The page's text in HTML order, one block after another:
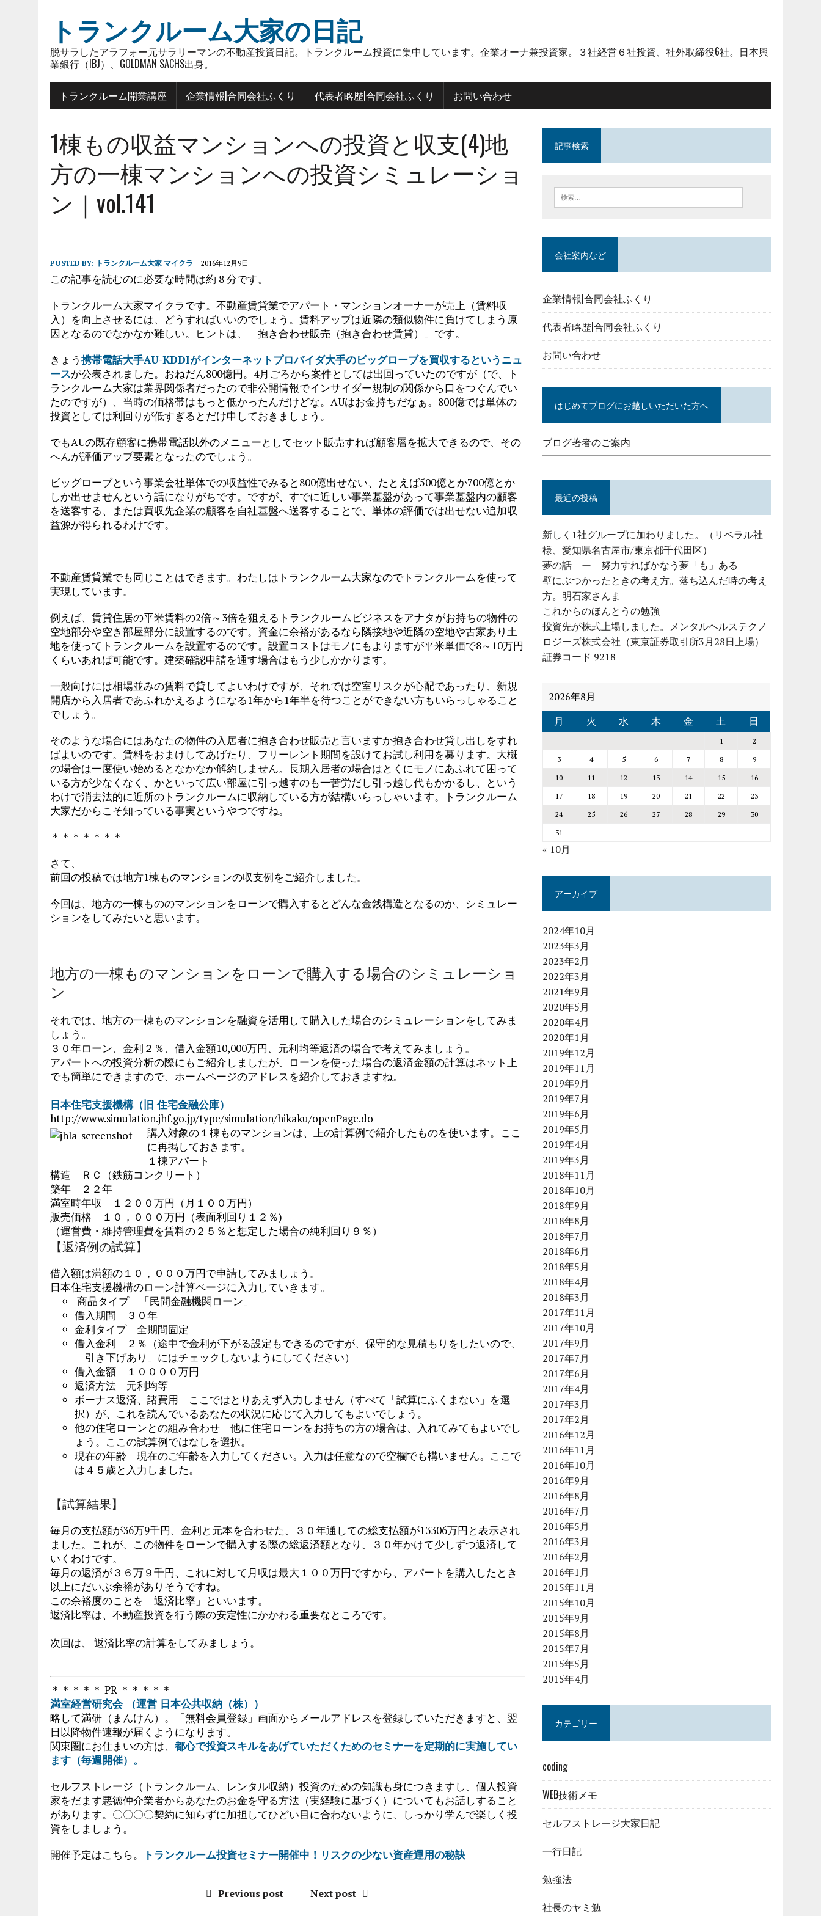
トランクルーム大家の日記
脱サラしたアラフォー元サラリーマンの不動産投資日記。トランクルーム投資に集中しています。企業オーナ兼投資家。３社経営６社投資、社外取締役6社。日本興
業銀行（IBJ）、GOLDMAN SACHS出身。
トランクルーム開業講座 企業情報|合同会社ふくり 代表者略歴|合同会社ふくり お問い合わせ
1棟もの収益マンションへの投資と収支(4)地
方の一棟マンションへの投資シミュレーショ
ン｜vol.141
POSTED BY: トランクルーム大家 マイクラ 2016年12月9日
この記事を読むのに必要な時間は約 8 分です。
トランクルーム大家マイクラです。不動産賃貸業でアパート・マンションオーナーが売上（賃料収
入）を向上させるには、どうすればいいのでしょう。賃料アップは近隣の類似物件に負けてしまう原
因となるのでなかなか難しい。ヒントは、「抱き合わせ販売（抱き合わせ賃貸）」です。
きょう携帯電話大手AU-KDDIがインターネットプロバイダ大手のビッグローブを買収するというニュ
ースが公表されました。おねだん800億円。4月ごろから案件としては出回っていたのですが（で、ト
ランクルーム大家は業界関係者だったので非公開情報でインサイダー規制の関係から口をつぐんでい
たのですが）、当時の価格帯はもっと低かったんだけどな。AUはお金持ちだなぁ。800億では単体の
投資としては利回りが低すぎるとだけ申しておきましょう。
でもAUの既存顧客に携帯電話以外のメニューとしてセット販売すれば顧客層を拡大できるので、その
へんが評価アップ要素となったのでしょう。
ビッグローブという事業会社単体での収益性でみると800億出せない、たとえば500億とか700億とか
しか出せませんという話になりがちです。ですが、すでに近しい事業基盤があって事業基盤内の顧客
を送客する、または買収先企業の顧客を自社基盤へ送客することで、単体の評価では出せない追加収
益源が得られるわけです。
不動産賃貸業でも同じことはできます。わたしはトランクルーム大家なのでトランクルームを使って
実現しています。
例えば、賃貸住居の平米賃料の2倍～3倍を狙えるトランクルームビジネスをアナタがお持ちの物件の
空地部分や空き部屋部分に設置するのです。資金に余裕があるなら隣接地や近隣の空地や古家あり土
地を使ってトランクルームを設置するのです。設置コストはモノにもよりますが平米単価で8～10万円
くらいあれば可能です。建築確認申請を通す場合はもう少しかかります。
一般向けには相場並みの賃料で貸してよいわけですが、それでは空室リスクが心配であったり、新規
開店から入居者であふれかえるようになる1年から1年半を待つことができない方もいらっしゃること
でしょう。
そのような場合にはあなたの物件の入居者に抱き合わせ販売と言いますか抱き合わせ貸し出しをすれ
ばよいのです。賃料をおまけしてあげたり、フリーレント期間を設けてお試し利用を募ります。大概
の場合は一度使い始めるとなかなか解約しません。長期入居者の場合はとくにモノにあふれて困って
いる方が少なくなく、かといって広い部屋に引っ越すのも一苦労だし引っ越し代もかかるし、という
わけで消去法的に近所のトランクルームに収納している方が結構いらっしゃいます。トランクルーム
大家だからこそ知っている事実というやつですね。
＊＊＊＊＊＊＊
さて、
前回の投稿では地方1棟ものマンションの収支例をご紹介しました。
今回は、地方の一棟もののマンションをローンで購入するとどんな金銭構造となるのか、シミュレー
ションをしてみたいと思います。
地方の一棟ものマンションをローンで購入する場合のシミュレーショ
ン
それでは、地方の一棟ものマンションを融資を活用して購入した場合のシミュレーションをしてみま
しょう。
３０年ローン、金利２％、借入金額10,000万円、元利均等返済の場合で考えてみましょう。
アパートへの投資分析の際にもご紹介しましたが、ローンを使った場合の返済金額の計算はネット上
でも簡単にできますので、ホームページのアドレスを紹介しておきますね。
日本住宅支援機構（旧 住宅金融公庫）
http://www.simulation.jhf.go.jp/type/simulation/hikaku/openPage.do
購入対象の１棟ものマンションは、上の計算例で紹介したものを使います。ここ
に再掲しておきます。
１棟アパート
構造 ＲＣ（鉄筋コンクリート）
築年 ２２年
満室時年収 １２００万円（月１００万円）
販売価格 １０，０００万円（表面利回り１２％)
（運営費・維持管理費を賃料の２５％と想定した場合の純利回り９％）
【返済例の試算】
借入額は満額の１０，０００万円で申請してみましょう。
日本住宅支援機構のローン計算ページに入力していきます。
商品タイプ 「民間金融機関ローン」
借入期間 ３０年
金利タイプ 全期間固定
借入金利 ２％（途中で金利が下がる設定もできるのですが、保守的な見積もりをしたいので、
「引き下げあり」にはチェックしないようにしてください）
借入金額 １００００万円
返済方法 元利均等
ボーナス返済、諸費用 ここではとりあえず入力しません（すべて「試算にふくまない」を選
択）が、これを読んでいるあなたの状況に応じて入力してもよいでしょう。
他の住宅ローンとの組み合わせ 他に住宅ローンをお持ちの方の場合は、入れてみてもよいでし
ょう。ここの試算例ではなしを選択。
現在の年齢 現在のご年齢を入力してください。入力は任意なので空欄でも構いません。ここで
は４５歳と入力しました。
【試算結果】
毎月の支払額が36万9千円、金利と元本を合わせた、３０年通しての総支払額が13306万円と表示され
ました。これが、この物件をローンで購入する際の総返済額となり、３０年かけて少しずつ返済して
いくわけです。
毎月の返済が３６万９千円、これに対して月収は最大１００万円ですから、アパートを購入したとき
以上にだいぶ余裕がありそうですね。
この余裕度のことを「返済比率」といいます。
返済比率は、不動産投資を行う際の安定性にかかわる重要なところです。
次回は、 返済比率の計算をしてみましょう。
＊＊＊＊＊ PR ＊＊＊＊＊
満室経営研究会 （運営 日本公共収納（株））
略して満研（まんけん）。「無料会員登録」画面からメールアドレスを登録していただきますと、翌
日以降物件速報が届くようになります。
関東圏にお住まいの方は、 都心で投資スキルをあげていただくためのセミナーを定期的に実施してい
ます（毎週開催）。
セルフストレージ（トランクルーム、レンタル収納）投資のための知識も身につきますし、個人投資
家をだます悪徳仲介業者からあなたのお金を守る方法（実経験に基づく）についてもお話しすること
があります。〇〇〇〇契約に知らずに加担してひどい目に合わないように、しっかり学んで楽しく投
資をしましょう。
開催予定はこちら。
トランクルーム投資セミナー開催中！リスクの少ない資産運用の秘訣
Previous post Next post
記事検索
会社案内など
企業情報|合同会社ふくり
代表者略歴|合同会社ふくり
お問い合わせ
はじめてブログにお越しいただいた方へ
ブログ著者のご案内
最近の投稿
新しく1社グループに加わりました。（リベラル社
様、愛知県名古屋市/東京都千代田区）
夢の話 ー 努力すればかなう夢「も」ある
壁にぶつかったときの考え方。落ち込んだ時の考え
方。明石家さんま
これからのほんとうの勉強
投資先が株式上場しました。メンタルヘルステクノ
ロジーズ株式会社（東京証券取引所3月28日上場）
証券コード 9218
2026年8月
月
火 水 木 金 土 日
1
2
3
4 5 6 7 8
9
10
11 12 13 14 15
16
17
18 19 20 21 22
23
24
25 26 27 28 29
30
31
« 10月
アーカイブ
2024年10月
2023年3月
2023年2月
2022年3月
2021年9月
2020年5月
2020年4月
2020年1月
2019年12月
2019年11月
2019年9月
2019年7月
2019年6月
2019年5月
2019年4月
2019年3月
2018年11月
2018年10月
2018年9月
2018年8月
2018年7月
2018年6月
2018年5月
2018年4月
2018年3月
2017年11月
2017年10月
2017年9月
2017年7月
2017年6月
2017年4月
2017年3月
2017年2月
2016年12月
2016年11月
2016年10月
2016年9月
2016年8月
2016年7月
2016年5月
2016年3月
2016年2月
2016年1月
2015年11月
2015年10月
2015年9月
2015年8月
2015年7月
2015年5月
2015年4月
カテゴリー
coding
WEB技術メモ
セルフストレージ大家日記
一行日記
勉強法
社長のヤミ勉